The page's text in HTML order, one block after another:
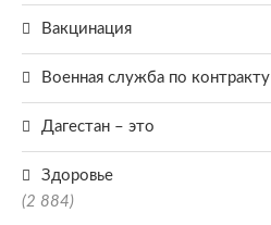
Вакцинация
Военная служба по контракту
Дагестан – это
Здоровье
(2 884)